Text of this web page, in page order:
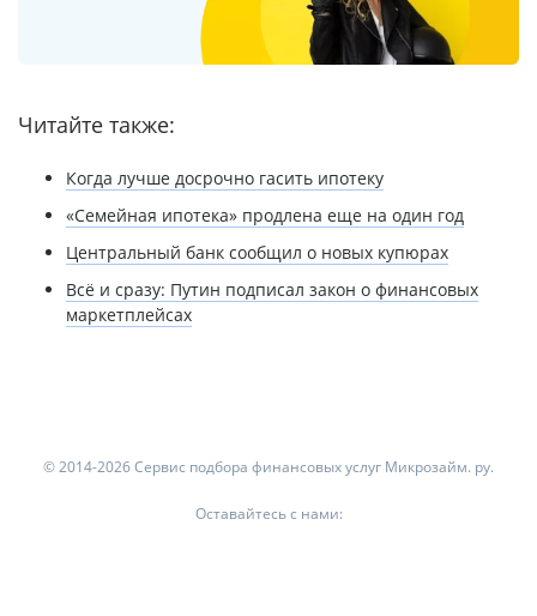
Читайте также:
Когда лучше досрочно гасить ипотеку
«Семейная ипотека» продлена еще на один год
Центральный банк сообщил о новых купюрах
Всё и сразу: Путин подписал закон о финансовых
маркетплейсах
© 2014-2026 Сервис подбора финансовых услуг Микрозайм. ру.
Оставайтесь с нами: